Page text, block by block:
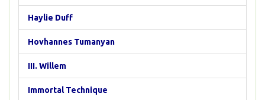
Haylie Duff
Hovhannes Tumanyan
III. Willem
Immortal Technique